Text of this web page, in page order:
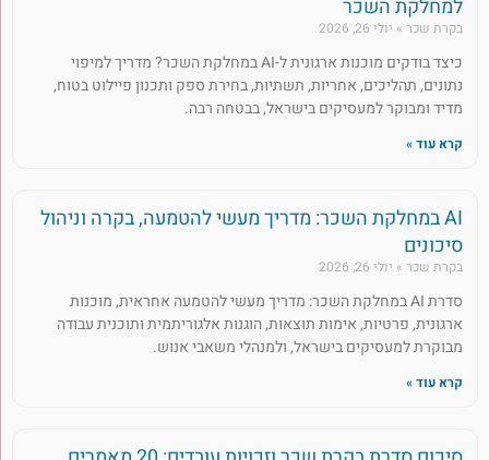
למחלקת השכר
בקרת שכר יולי 26, 2026
כיצד בודקים מוכנות ארגונית ל-AI במחלקת השכר? מדריך למיפוי
נתונים, תהליכים, אחריות, תשתיות, בחירת ספק ותכנון פיילוט בטוח,
מדיד ומבוקר למעסיקים בישראל, בבטחה רבה.
קרא עוד »
AI במחלקת השכר: מדריך מעשי להטמעה, בקרה וניהול
סיכונים
בקרת שכר יולי 26, 2026
סדרת AI במחלקת השכר: מדריך מעשי להטמעה אחראית, מוכנות
ארגונית, פרטיות, אימות תוצאות, הוגנות אלגוריתמית ותוכנית עבודה
מבוקרת למעסיקים בישראל, ולמנהלי משאבי אנוש.
קרא עוד »